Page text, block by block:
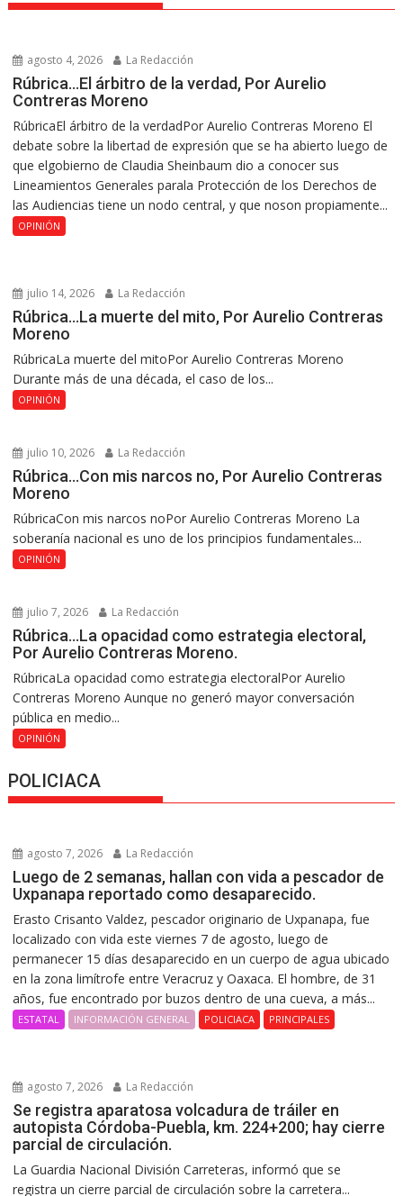
agosto 4, 2026 La Redacción
Rúbrica…El árbitro de la verdad, Por Aurelio
Contreras Moreno
RúbricaEl árbitro de la verdadPor Aurelio Contreras Moreno El
debate sobre la libertad de expresión que se ha abierto luego de
que elgobierno de Claudia Sheinbaum dio a conocer sus
Lineamientos Generales parala Protección de los Derechos de
las Audiencias tiene un nodo central, y que noson propiamente...
OPINIÓN
julio 14, 2026 La Redacción
Rúbrica…La muerte del mito, Por Aurelio Contreras
Moreno
RúbricaLa muerte del mitoPor Aurelio Contreras Moreno
Durante más de una década, el caso de los...
OPINIÓN
julio 10, 2026 La Redacción
Rúbrica…Con mis narcos no, Por Aurelio Contreras
Moreno
RúbricaCon mis narcos noPor Aurelio Contreras Moreno La
soberanía nacional es uno de los principios fundamentales...
OPINIÓN
julio 7, 2026 La Redacción
Rúbrica…La opacidad como estrategia electoral,
Por Aurelio Contreras Moreno.
RúbricaLa opacidad como estrategia electoralPor Aurelio
Contreras Moreno Aunque no generó mayor conversación
pública en medio...
OPINIÓN
POLICIACA
agosto 7, 2026 La Redacción
Luego de 2 semanas, hallan con vida a pescador de
Uxpanapa reportado como desaparecido.
Erasto Crisanto Valdez, pescador originario de Uxpanapa, fue
localizado con vida este viernes 7 de agosto, luego de
permanecer 15 días desaparecido en un cuerpo de agua ubicado
en la zona limítrofe entre Veracruz y Oaxaca. El hombre, de 31
años, fue encontrado por buzos dentro de una cueva, a más...
ESTATAL INFORMACIÓN GENERAL POLICIACA PRINCIPALES
agosto 7, 2026 La Redacción
Se registra aparatosa volcadura de tráiler en
autopista Córdoba-Puebla, km. 224+200; hay cierre
parcial de circulación.
La Guardia Nacional División Carreteras, informó que se
registra un cierre parcial de circulación sobre la carretera...